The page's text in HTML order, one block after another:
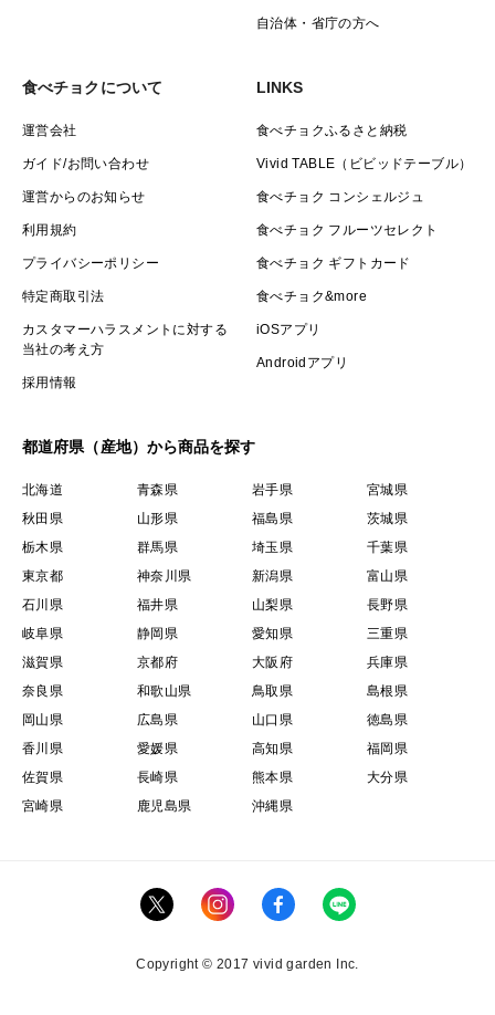
自治体・省庁の方へ
食べチョクについて
運営会社
ガイド/お問い合わせ
運営からのお知らせ
利用規約
プライバシーポリシー
特定商取引法
カスタマーハラスメントに対する
当社の考え方
採用情報
LINKS
食べチョクふるさと納税
Vivid TABLE（ビビッドテーブル）
食べチョク コンシェルジュ
食べチョク フルーツセレクト
食べチョク ギフトカード
食べチョク&more
iOSアプリ
Androidアプリ
都道府県（産地）から商品を探す
北海道 青森県 岩手県
宮城県
秋田県
山形県 福島県
茨城県
栃木県
群馬県 埼玉県
千葉県
東京都
神奈川県 新潟県
富山県
石川県
福井県 山梨県
長野県
岐阜県
静岡県 愛知県
三重県
滋賀県
京都府 大阪府
兵庫県
奈良県
和歌山県 鳥取県
島根県
岡山県
広島県 山口県
徳島県
香川県
愛媛県 高知県
福岡県
佐賀県
長崎県 熊本県
大分県
宮崎県
鹿児島県 沖縄県
Copyright © 2017 vivid garden Inc.